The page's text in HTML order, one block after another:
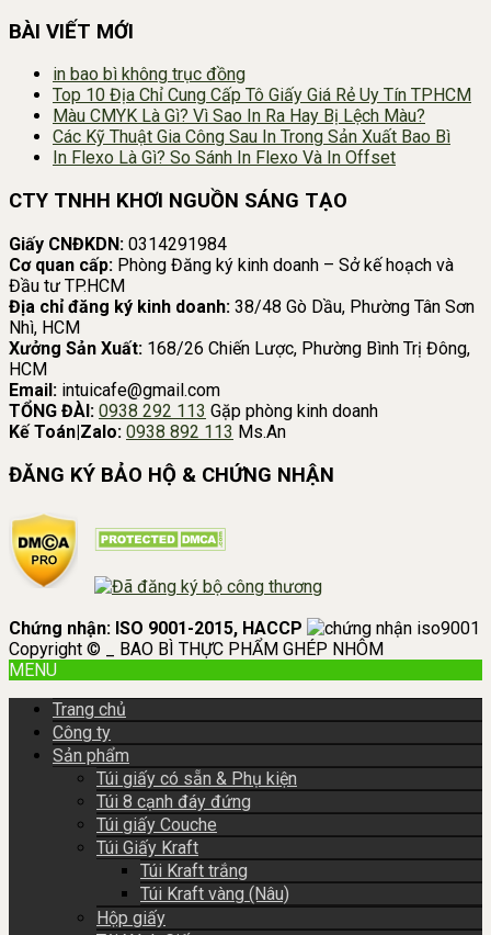
BÀI VIẾT MỚI
in bao bì không trục đồng
Top 10 Địa Chỉ Cung Cấp Tô Giấy Giá Rẻ Uy Tín TPHCM
Màu CMYK Là Gì? Vì Sao In Ra Hay Bị Lệch Màu?
Các Kỹ Thuật Gia Công Sau In Trong Sản Xuất Bao Bì
In Flexo Là Gì? So Sánh In Flexo Và In Offset
CTY TNHH KHƠI NGUỒN SÁNG TẠO
Giấy CNĐKDN: 0314291984
Cơ quan cấp: Phòng Đăng ký kinh doanh – Sở kế hoạch và
Đầu tư TP.HCM
Địa chỉ đăng ký kinh doanh: 38/48 Gò Dầu, Phường Tân Sơn
Nhì, HCM
Xưởng Sản Xuất: 168/26 Chiến Lược, Phường Bình Trị Đông,
HCM
Email: intuicafe@gmail.com
TỔNG ĐÀI: 0938 292 113 Gặp phòng kinh doanh
Kế Toán|Zalo: 0938 892 113 Ms.An
ĐĂNG KÝ BẢO HỘ & CHỨNG NHẬN
Chứng nhận: ISO 9001-2015, HACCP
Copyright © _ BAO BÌ THỰC PHẨM GHÉP NHÔM
MENU
Trang chủ
Công ty
Sản phẩm
Túi giấy có sẵn & Phụ kiện
Túi 8 cạnh đáy đứng
Túi giấy Couche
Túi Giấy Kraft
Túi Kraft trắng
Túi Kraft vàng (Nâu)
Hộp giấy